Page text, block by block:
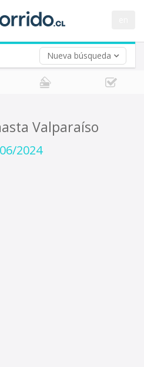
Nueva búsqueda
Valparaíso
2024